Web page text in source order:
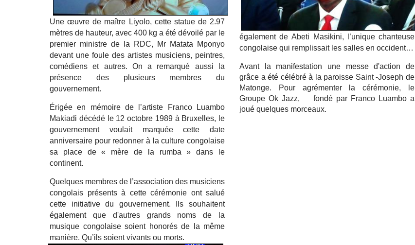
Une œuvre de maître Liyolo, cette statue de 2.97
mètres de hauteur, avec 400 kg a été dévoilé par le
premier ministre de la RDC, Mr Matata Mponyo
devant une foule des artistes musiciens, peintres,
comédiens et autres. On a remarqué aussi la
présence des plusieurs membres du
gouvernement.
Érigée en mémoire de l’artiste Franco Luambo
Makiadi décédé le 12 octobre 1989 à Bruxelles, le
gouvernement voulait marquée cette date
anniversaire pour redonner à la culture congolaise
sa place de « mère de la rumba » dans le
continent.
Quelques membres de l’association des musiciens
congolais présents à cette cérémonie ont salué
cette initiative du gouvernement. Ils souhaitent
également que d'autres grands noms de la
musique congolaise soient honorés de la même
manière. Qu’ils soient vivants ou morts.
également de Abeti Masikini, l’unique chanteuse
congolaise qui remplissait les salles en occident…
Avant la manifestation une messe d'action de
grâce a été célébré à la paroisse Saint -Joseph de
Matonge. Pour agrémenter la cérémonie, le
Groupe Ok Jazz, fondé par Franco Luambo a
joué quelques morceaux.